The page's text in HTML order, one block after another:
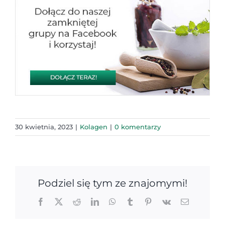
30 kwietnia, 2023 | Kolagen | 0 komentarzy
Podziel się tym ze znajomymi!
Facebook
X RedditLinkedInWhatsApp
TumblrPinterest
Vk Email